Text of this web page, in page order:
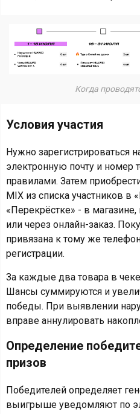
Когда
Условия участия
Нужно зарегистрироваться
электронную почту и номер
правилами. Затем
MIX из списка участников в
«Перекрёстке» - в
или через онлайн-заказ.
привязана к тому же
регистрации.
За каждые два товара в
Шансы суммируются и
победы. При выявлении
вправе аннулировать
Определение
призов
Победителей определяет
выигрыше уведомляют по